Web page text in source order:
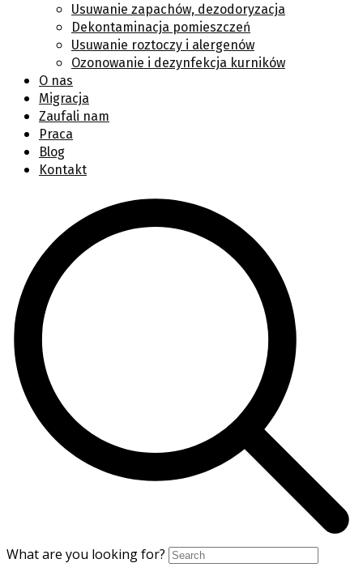
Usuwanie zapachów, dezodoryzacja
Dekontaminacja pomieszczeń
Usuwanie roztoczy i alergenów
Ozonowanie i dezynfekcja kurników
O nas
Migracja
Zaufali nam
Praca
Blog
Kontakt
What are you looking for?